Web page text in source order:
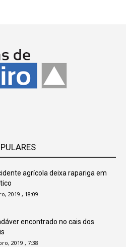
agrícola deixa rapariga em
2019 , 18:09
encontrado no cais dos
2019 , 7:38